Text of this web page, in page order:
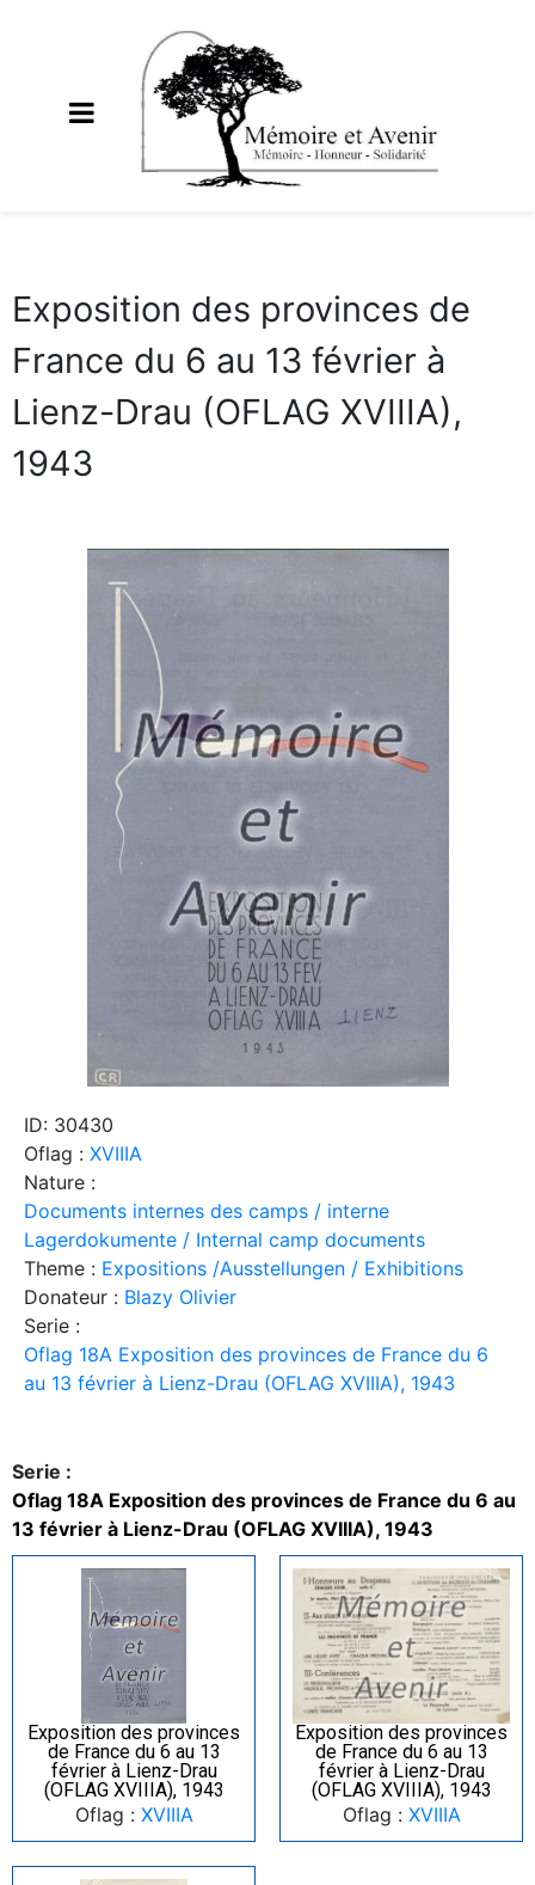
Exposition des provinces de
France du 6 au 13 février à
Lienz-Drau (OFLAG XVIIIA),
1943
ID: 30430
Oflag : XVIIIA
Nature :
Documents internes des camps / interne
Lagerdokumente / Internal camp documents
Theme : Expositions /Ausstellungen / Exhibitions
Donateur : Blazy Olivier
Serie :
Oflag 18A Exposition des provinces de France du 6
au 13 février à Lienz-Drau (OFLAG XVIIIA), 1943
Serie :
Oflag 18A Exposition des provinces de France du 6 au
13 février à Lienz-Drau (OFLAG XVIIIA), 1943
Exposition des provinces
de France du 6 au 13
février à Lienz-Drau
(OFLAG XVIIIA), 1943
Oflag : XVIIIA
Exposition des provinces
de France du 6 au 13
février à Lienz-Drau
(OFLAG XVIIIA), 1943
Oflag : XVIIIA